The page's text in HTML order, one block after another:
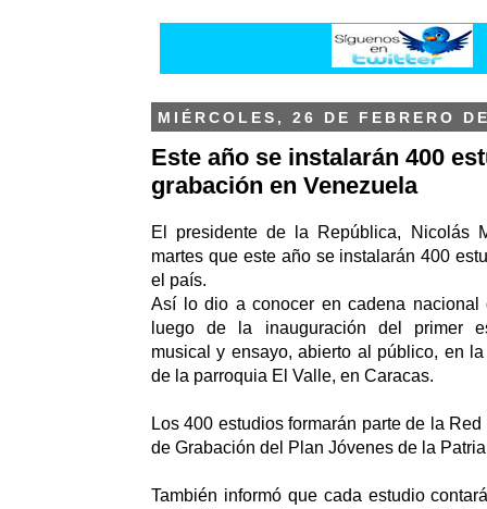
MIÉRCOLES, 26 DE FEBRERO
Este año se instalarán 400
grabación en Venezuela
El presidente de la República, Nicolás
martes que este año se instalarán 400
el país.
Así lo dio a conocer en cadena nacional
luego de la inauguración del primer
musical y ensayo, abierto al público, en
de la parroquia El Valle, en Caracas.
Los 400 estudios formarán parte de la
de Grabación del Plan Jóvenes de la
También informó que cada estudio